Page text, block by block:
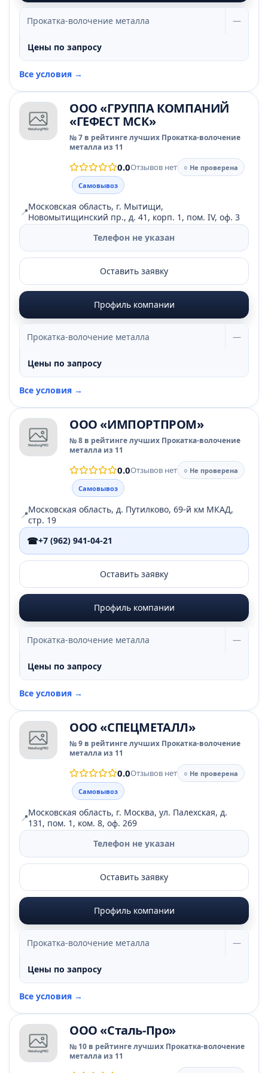
Прокатка-волочение металла —
Цены по запросу
Все условия →
ООО «ГРУППА КОМПАНИЙ
«ГЕФЕСТ МСК»
№ 7 в рейтинге лучших Прокатка-волочение
металла из 11
0.0Отзывов нет
○ Не проверена
Самовывоз
📍Московская область, г. Мытищи,
Новомытищинский пр., д. 41, корп. 1, пом. IV, оф. 3
Телефон не указан
Оставить заявку
Профиль компании
Прокатка-волочение металла —
Цены по запросу
Все условия →
ООО «ИМПОРТПРОМ»
№ 8 в рейтинге лучших Прокатка-волочение
металла из 11
0.0Отзывов нет
○ Не проверена
Самовывоз
📍Московская область, д. Путилково, 69-й км МКАД,
стр. 19
☎+7 (962) 941-04-21
Оставить заявку
Профиль компании
Прокатка-волочение металла —
Цены по запросу
Все условия →
ООО «СПЕЦМЕТАЛЛ»
№ 9 в рейтинге лучших Прокатка-волочение
металла из 11
0.0Отзывов нет
○ Не проверена
Самовывоз
📍Московская область, г. Москва, ул. Палехская, д.
131, пом. 1, ком. 8, оф. 269
Телефон не указан
Оставить заявку
Профиль компании
Прокатка-волочение металла —
Цены по запросу
Все условия →
ООО «Сталь-Про»
№ 10 в рейтинге лучших Прокатка-волочение
металла из 11